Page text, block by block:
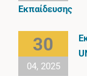
Εκπαίδευσης
30
04, 2025